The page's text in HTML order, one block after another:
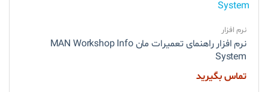
نرم افزار
نرم افزار راهنمای تعمیرات مان MAN Workshop Info
System
تماس بگیرید